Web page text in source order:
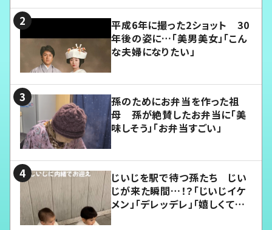
平成6年に撮った2ショット 30
年後の姿に…「美男美女」「こん
な夫婦になりたい」
孫のためにお弁当を作った祖
母 孫が絶賛したお弁当に「美
味しそう」「お弁当すごい」
じいじを駅で待つ孫たち じい
じが来た瞬間…！？「じいじイケ
メン」「デレッデレ」「嬉しくて可